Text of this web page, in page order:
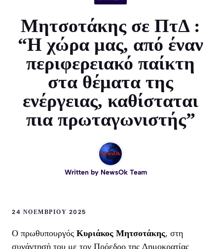
Μητσοτάκης σε ΠτΔ :
“Η χώρα μας, από έναν
περιφερειακό παίκτη
στα θέματα της
ενέργειας, καθίσταται
πια πρωταγωνιστής”
Written by NewsOk Team
24 ΝΟΕΜΒΡΊΟΥ 2025
Ο πρωθυπουργός Κυριάκος Μητσοτάκης, στη
συνάντησή του με τον Πρόεδρο της Δημοκρατίας